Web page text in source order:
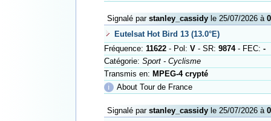
Signalé par stanley_cassidyle 25/07/2026 à
Eutelsat Hot Bird 13 (13.0°E)
Fréquence: 11622- Pol: V- SR: 9874- FEC: -
Catégorie: Sport - Cyclisme
Transmis en: MPEG-4 crypté
ℹ
About Tour de France
Signalé par stanley_cassidyle 25/07/2026 à